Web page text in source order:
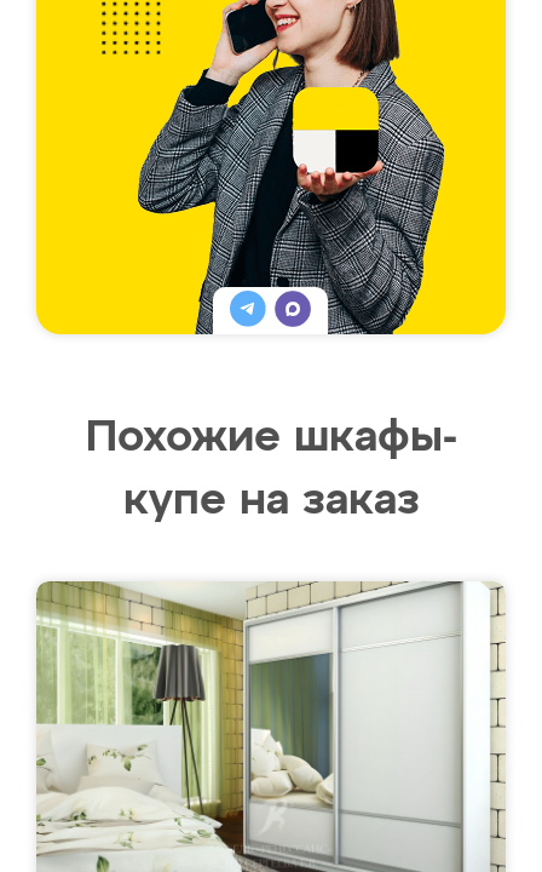
Похожие шкафы-
купе на заказ